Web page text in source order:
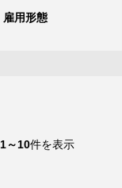
雇用形態
1～10件を表示